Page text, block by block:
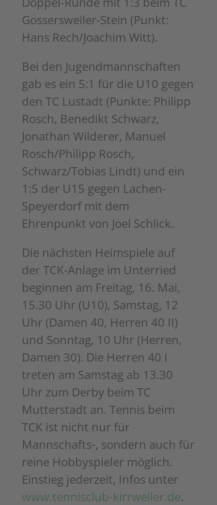
Gossersweiler-Stein (Punkt:
Hans Rech/Joachim Witt).
Bei den Jugendmannschaften
gab es ein 5:1 für die U10 gegen
den TC Lustadt (Punkte: Philipp
Rosch, Benedikt Schwarz,
Jonathan Wilderer, Manuel
Rosch/Philipp Rosch,
Schwarz/Tobias Lindt) und ein
1:5 der U15 gegen Lachen-
Speyerdorf mit dem
Ehrenpunkt von Joel Schlick.
Die nächsten Heimspiele auf
der TCK-Anlage im Unterried
beginnen am Freitag, 16. Mai,
15.30 Uhr (U10), Samstag, 12
Uhr (Damen 40, Herren 40 II)
und Sonntag, 10 Uhr (Herren,
Damen 30). Die Herren 40 I
treten am Samstag ab 13.30
Uhr zum Derby beim TC
Mutterstadt an. Tennis beim
TCK ist nicht nur für
Mannschafts-, sondern auch für
reine Hobbyspieler möglich.
Einstieg jederzeit, Infos unter
www.tennisclub-kirrweiler.de.